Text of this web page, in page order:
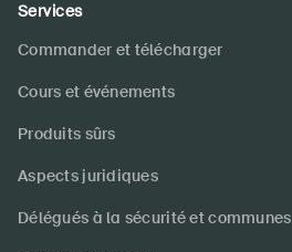
Services
Commander et télécharger
Cours et événements
Produits sûrs
Aspects juridiques
Délégués à la sécurité et communes